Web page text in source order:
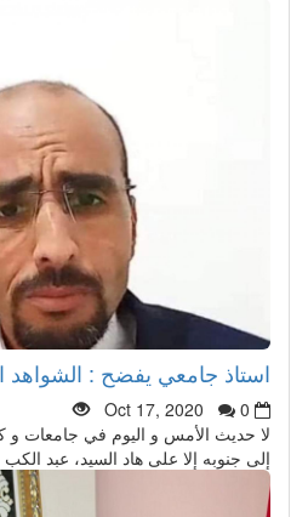
استاذ جامعي يفضح : الشواهد
Oct 17, 2020
0
لا حديث الأمس و اليوم في جامعات و
إلى جنوبه إلا على هاد السيد، عبد الكب ...